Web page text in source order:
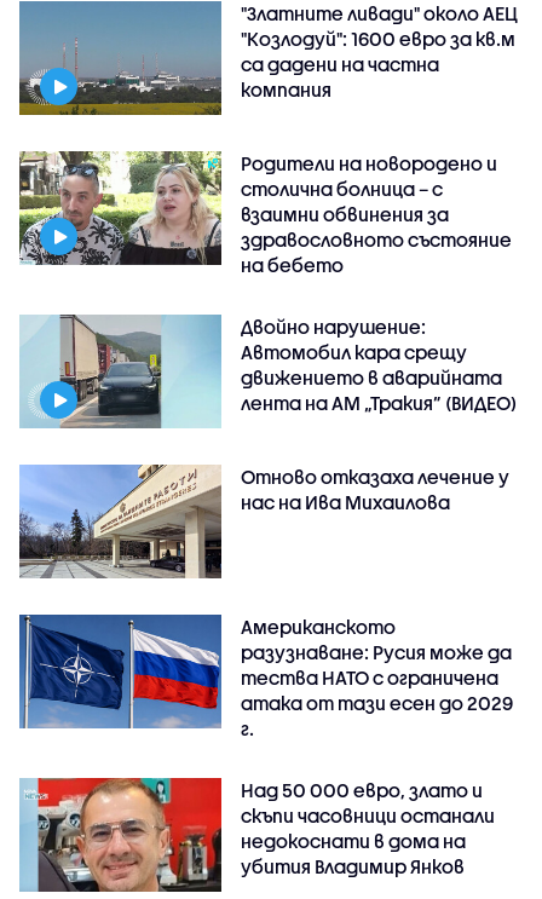
"Златните ливади" около АЕЦ
"Козлодуй": 1600 евро за кв.м
са дадени на частна
компания
Родители на новородено и
столична болница – с
взаимни обвинения за
здравословното състояние
на бебето
Двойно нарушение:
Автомобил кара срещу
движението в аварийната
лента на АМ „Тракия” (ВИДЕО)
Отново отказаха лечение у
нас на Ива Михаилова
Американското
разузнаване: Русия може да
тества НАТО с ограничена
атака от тази есен до 2029
г.
Над 50 000 евро, злато и
скъпи часовници останали
недокоснати в дома на
убития Владимир Янков